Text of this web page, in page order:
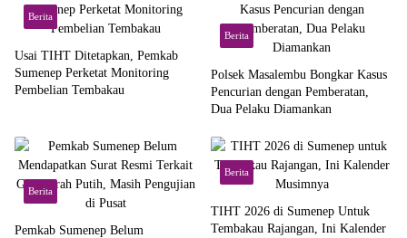
Berita
Usai TIHT Ditetapkan, Pemkab
Sumenep Perketat Monitoring
Pembelian Tembakau
Berita
Polsek Masalembu Bongkar Kasus
Pencurian dengan Pemberatan,
Dua Pelaku Diamankan
Berita
Pemkab Sumenep Belum
Berita
TIHT 2026 di Sumenep Untuk
Tembakau Rajangan, Ini Kalender